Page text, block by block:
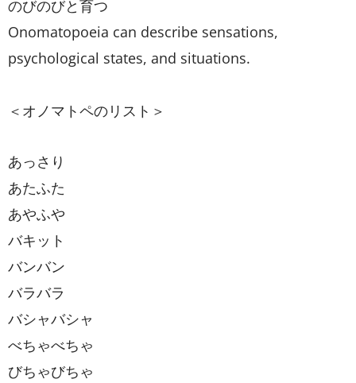
のびのびと育つ
Onomatopoeia can describe sensations,
psychological states, and situations.
＜オノマトペのリスト＞
あっさり
あたふた
あやふや
バキット
バンバン
バラバラ
バシャバシャ
べちゃべちゃ
びちゃびちゃ